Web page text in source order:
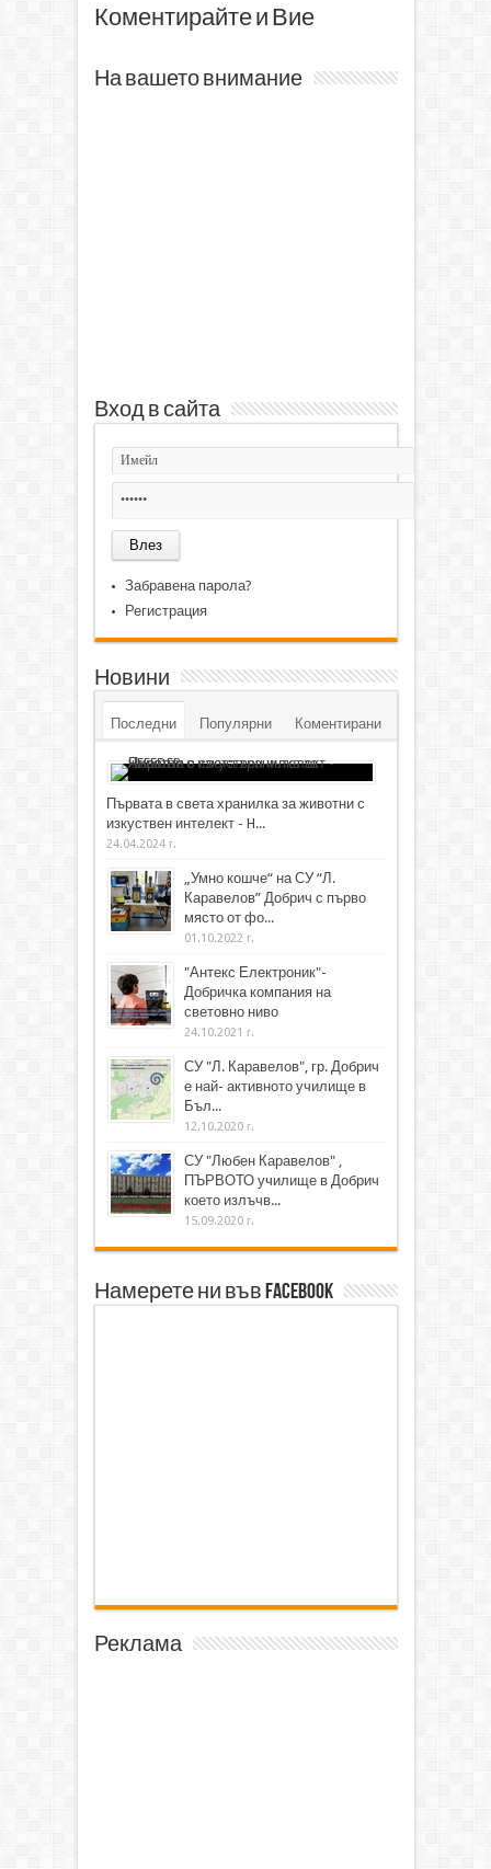
Коментирайте и Вие
На вашето внимание
Вход в сайта
Забравена парола?
Регистрация
Новини
Последни Популярни Коментирани
Първата в света хранилка за животни с
изкуствен интелект - H...
24.04.2024 г.
„Умно кошче“ на СУ “Л.
Каравелов” Добрич с първо
място от фо...
01.10.2022 г.
"Антекс Електроник"-
Добричка компания на
световно ниво
24.10.2021 г.
СУ "Л. Каравелов", гр. Добрич
е най- активното училище в
Бъл...
12.10.2020 г.
СУ "Любен Каравелов" ,
ПЪРВОТО училище в Добрич
което излъчв...
15.09.2020 г.
Намерете ни във Facebook
Реклама